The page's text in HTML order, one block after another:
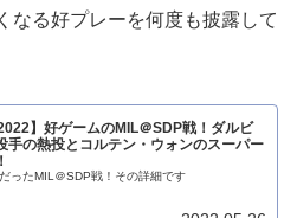
る好プレーを何度も披露して
】好ゲームのMIL＠SDP戦！ダルビ
手の熱投とコルテン・ウォンのスーパー
ったMIL＠SDP戦！その詳細です